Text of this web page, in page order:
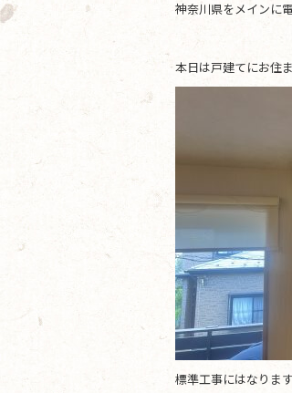
b
o
o
神奈川県をメインに
本日は戸建てにお住
標準工事にはなりま